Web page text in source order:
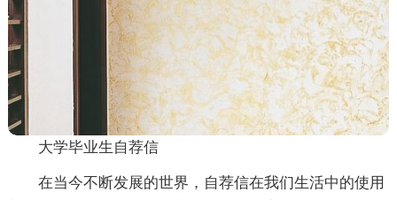
大学毕业生自荐信
在当今不断发展的世界，自荐信在我们生活中的使用